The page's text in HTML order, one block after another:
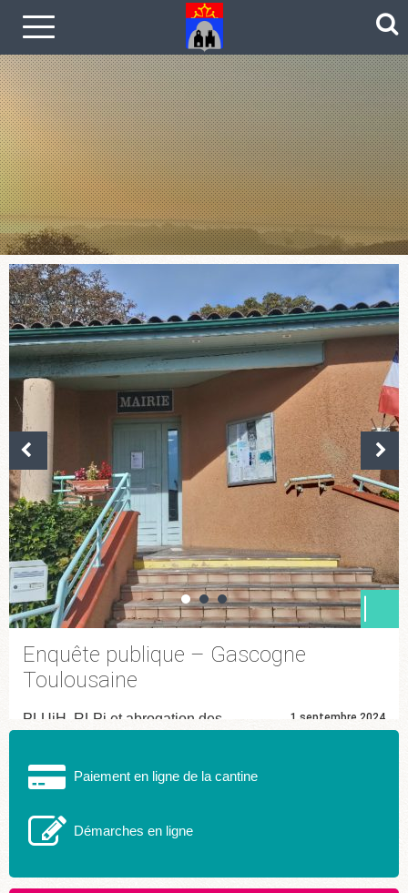
Enquête publique – Gascogne
Toulousaine
1 septembre 2024
PLUiH, RLPi et abrogation des
cartes communales – Démarrage de l’enquête publique
Paiement en ligne de la cantine
Démarches en ligne